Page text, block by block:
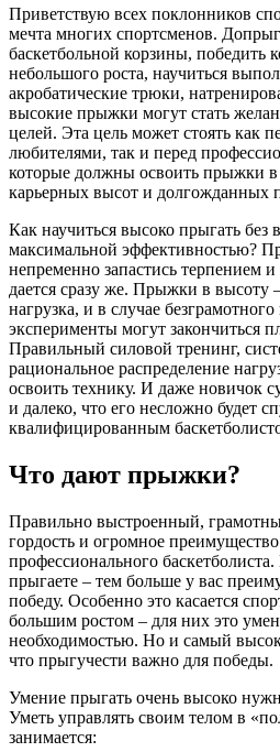
Приветствую всех поклонников
мечта многих спортсменов.
баскетбольной корзины, победить
небольшого роста, научиться
акробатические трюки,
высокие прыжки могут стать
целей. Эта цель может стоять как
любителями, так и перед
которые должны освоить прыжки
карьерных высот и долгожданных
Как научиться высоко прыгать без
максимальной эффективностью?
непременно запастись терпением
дается сразу же. Прыжки в высоту
нагрузка, и в случае
эксперименты могут закончиться
Правильный силовой тренинг,
рациональное распределение
освоить технику. И даже новичок
и далеко, что его несложно будет
квалифицированным
Что дают прыжки?
Правильно выстроенный,
гордость и огромное
профессионального
прыгаете – тем больше у вас
победу. Особенно это касается
большим ростом – для них это
необходимостью. Но и самый
что прыгучести важно для победы.
Умение прыгать очень высоко
Уметь управлять своим телом в
занимается: